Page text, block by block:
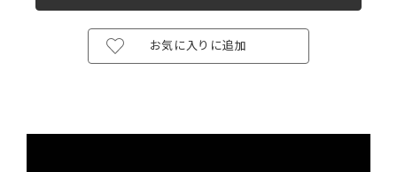
お気に入りに追加